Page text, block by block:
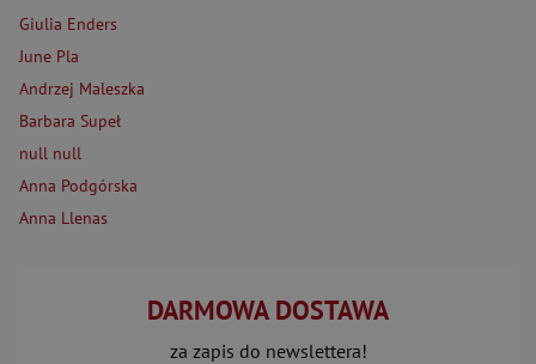
Giulia Enders
June Pla
Andrzej Maleszka
Barbara Supeł
null null
Anna Podgórska
Anna Llenas
DARMOWA DOSTAWA
za zapis do newslettera!